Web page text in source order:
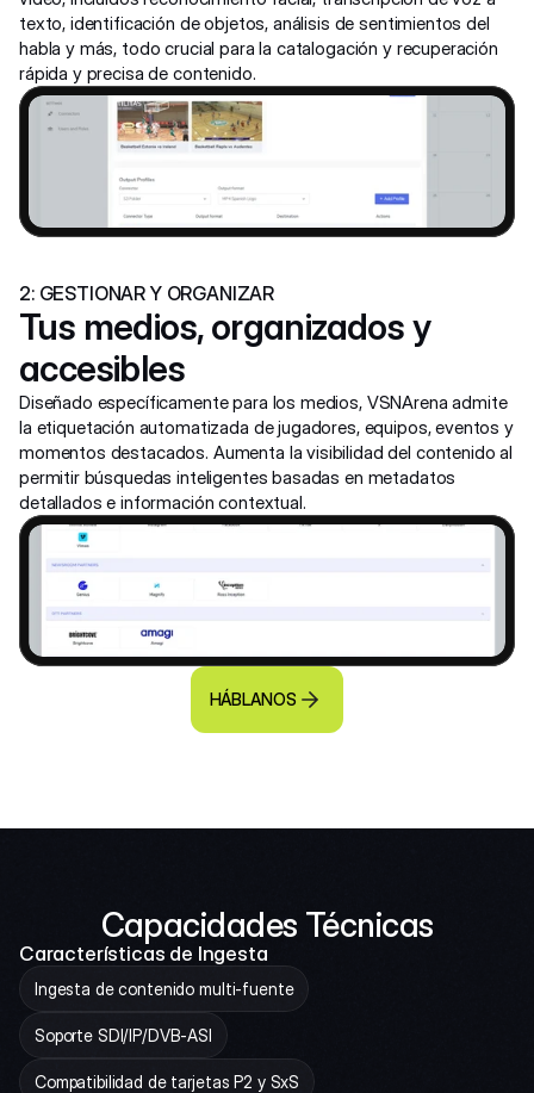
texto, identificación de objetos, análisis de sentimientos del
habla y más, todo crucial para la catalogación y recuperación
rápida y precisa de contenido.
2: GESTIONAR Y ORGANIZAR
Tus medios, organizados y
accesibles
Diseñado específicamente para los medios, VSNArena admite
la etiquetación automatizada de jugadores, equipos, eventos y
momentos destacados. Aumenta la visibilidad del contenido al
permitir búsquedas inteligentes basadas en metadatos
detallados e información contextual.
HÁBLANOS
Capacidades Técnicas
Características de Ingesta
Ingesta de contenido multi-fuente
Soporte SDI/IP/DVB-ASI
Compatibilidad de tarjetas P2 y SxS